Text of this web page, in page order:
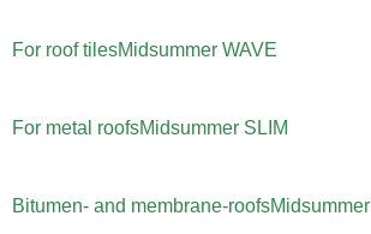
For roof tilesMidsummer WAVE
For metal roofsMidsummer SLIM
Bitumen- and membrane-roofsMidsummer